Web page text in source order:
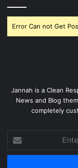
Error Can not Get
Jannah is a Clean
News and Blog
completely
your
Email